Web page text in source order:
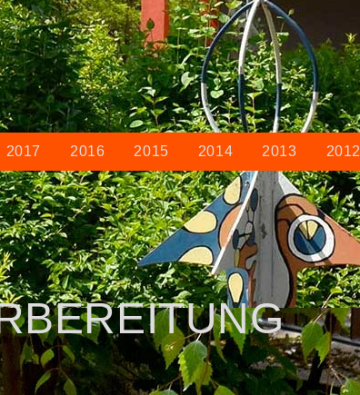
2017 2016 2015 2014 2013 2012